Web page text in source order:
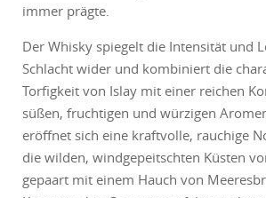
immer prägte.
Der Whisky spiegelt die Intensität und
Schlacht wider und kombiniert die
Torfigkeit von Islay mit einer reichen
süßen, fruchtigen und würzigen
eröffnet sich eine kraftvolle, rauchige
die wilden, windgepeitschten Küsten
gepaart mit einem Hauch von